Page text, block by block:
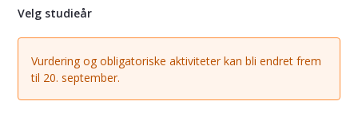
Velg studieår
Vurdering og obligatoriske aktiviteter kan bli endret frem
til 20. september.